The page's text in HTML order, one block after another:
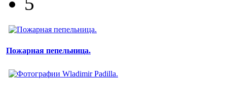
Пожарная пепельница.